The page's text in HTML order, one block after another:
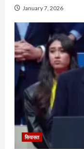
January 7, 2026
सियासत